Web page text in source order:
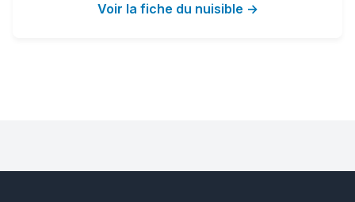
Voir la fiche du nuisible →